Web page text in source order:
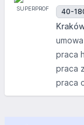
40-
praca
praca
praca